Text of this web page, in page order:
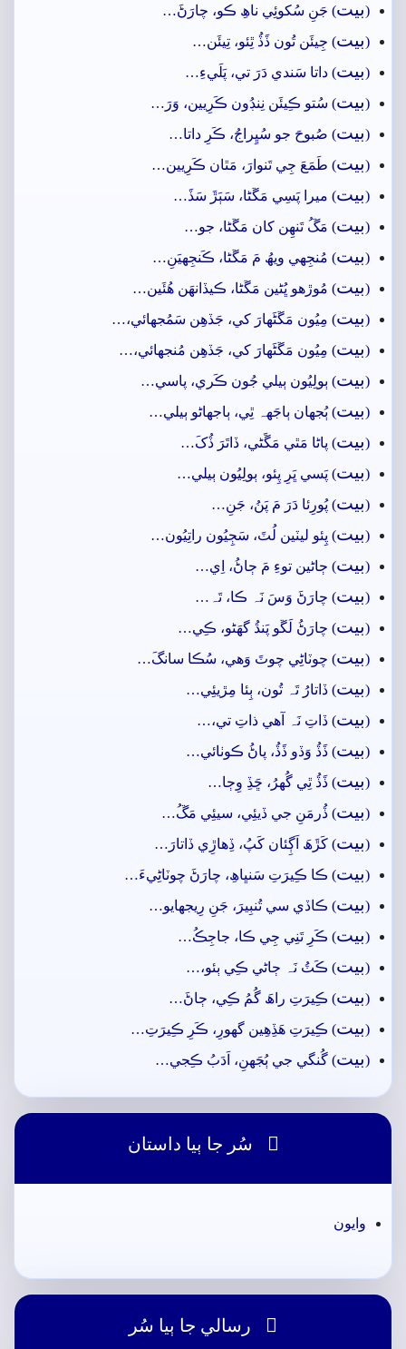
(بيت) جَنِ سُکوئِي ناھِ ڪو، چارَڻَ…
(بيت) جِيئَن تُون ڏَڏُ ٿِئو، تِيئَن…
(بيت) داتا سَندي دَرَ تي، پَلَيءِ…
(بيت) سُتو ڪِيئَن نِنڊُون ڪَرِيين، وَرَ…
(بيت) صُبوحَ جو سُڀِراجُ، ڪَرِ داتا…
(بيت) طَمَعَ جِي تَنوارَ، مَٿان ڪَرِيين…
(بيت) ميرا پَسِي مَڱڻا، سَٻَڙَ سَڏَ…
(بيت) مَڱُ تَنھِن کان مَڱڻا، جو…
(بيت) مُنجِهي ويھُ مَ مَڱڻا، ڪَنجِهيَنِ…
(بيت) مُوڙھو ڀُڻين مَڱڻا، ڪيڏانھَن ھُئَين…
(بيت) مِيُون مَڱڻَھارَ کي، جَڏھِن سَمُجهائي،…
(بيت) مِيُون مَڱڻَھارَ کي، جَڏھِن مُنجهائي،…
(بيت) ٻولِيُون ٻيلي جُون ڪَري، پاسي…
(بيت) ٻُجهان ٻاجَهہ ٿِي، ٻاجهاڻو ٻيلي…
(بيت) پاڻا مَٿي مَڱَڻي، ڏاتَرَ ڏُکَ…
(بيت) پَسي ڀَرِ پِئو، ٻولِيُون ٻيلي…
(بيت) پُورِئا دَرَ مَ پَنُ، جَنِ…
(بيت) پِئو ليٽين لُٽَ، سَڄِيُون راتِيُون…
(بيت) ڄاڻين توءِ مَ ڄاڻُ، اِي…
(بيت) چارَڻَ وَسَ نَہ ڪا، تَہ…
(بيت) چارَڻُ لَڱو پَنڌُ گهَڻو، ڪِي…
(بيت) چوٽاڻِي چوٽَ وَھي، سُڪا سانگَ…
(بيت) ڏاتارُ تَہ تُون، ٻِئا مِڙيئِي…
(بيت) ڏاتِ نَہ آھي ذاتِ تي،…
(بيت) ڏَڏُ وَڏو ڏَڏُ، پاڻُ ڪوٺائي…
(بيت) ڏَڏُ ٿِي گُهرُ، ڇَڏِ وِڄا…
(بيت) ڏُرمَنِ جي ڏيئِي، سيئِي مَڱُ…
(بيت) کَڙَھَ اَڳِئان کَپُ، ڏِھاڙِي ڏاتارَ…
(بيت) ڪا ڪِيرَتِ سَنڀاھِ، چارَڻَ چوٽاڻِيءَ…
(بيت) ڪاڏي سي تُنبِيرَ، جَنِ رِيجهايو…
(بيت) ڪَرِ تَنِي جِي ڪا، جاجِڪُ…
(بيت) ڪَٽُ نَہ ڄاڻي ڪِي ٻئو،…
(بيت) ڪِيرَتِ راھَ گُمُ ڪِي، ڄاڻَ…
(بيت) ڪِيرَتِ ھَڏِھِين گهورِ، ڪَرِ ڪِيرَتِ…
(بيت) گُنگي جي ٻُجَهنِ، اَدَبُ ڪِجي…
 سُر جا ٻيا داستان
وايون
 رسالي جا ٻيا سُر